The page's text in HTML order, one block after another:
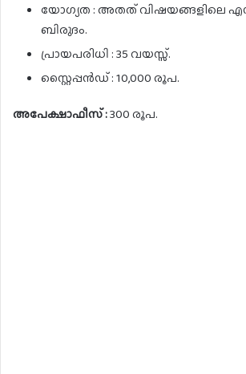
യോഗ്യത : അതത് വിഷയങ്ങളിലെ
ബിരുദം.
പ്രായപരിധി : 35 വയസ്സ്.
സ്റ്റൈപ്പൻഡ് : 10,000 രൂപ.
അപേക്ഷാഫീസ് :300 രൂപ.